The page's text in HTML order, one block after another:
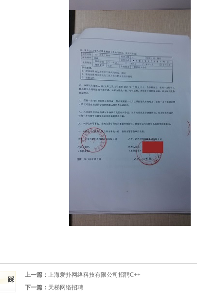
踩 上一篇： 上海爱扑网络科技有限公司招聘C++
下一篇： 天梯网络招聘